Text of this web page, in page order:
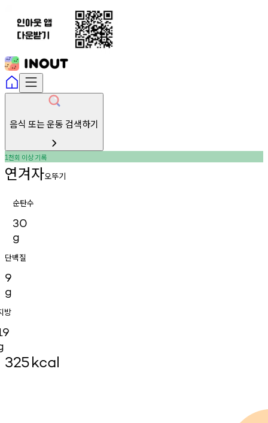
음식 또는 운동 검색하기
1천회 이상기록
연겨자오뚜기
순탄수
30
g
단백질
9
g
방
325kcal